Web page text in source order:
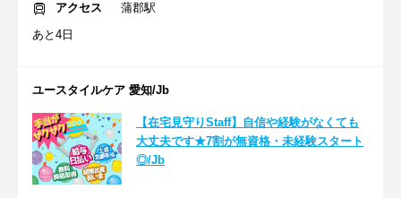
アクセス
蒲郡駅
あと4日
ユースタイルケア 愛知/Jb
【在宅見守りStaff】自信や経験がなくても
大丈夫です★7割が無資格・未経験スタート
◎/Jb